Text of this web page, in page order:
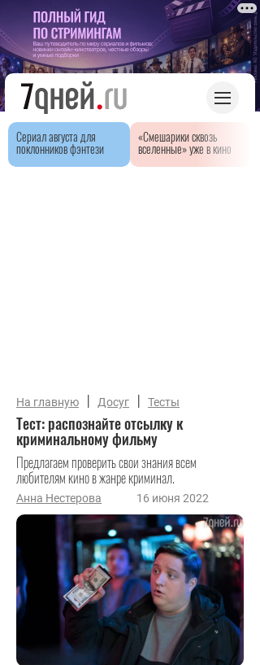
Сериал августа для
поклонников фэнтези
«Смешарики сквозь
вселенные» уже в кино
На главную | Досуг | Тесты
Тест: распознайте отсылку к
криминальному фильму
Предлагаем проверить свои знания всем
любителям кино в жанре криминал.
Анна Нестерова 16 июня 2022